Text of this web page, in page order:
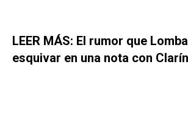
LEER MÁS: El rumor que
esquivar en una nota con Clarín